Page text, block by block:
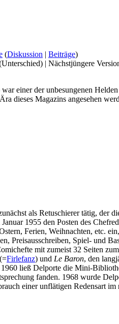
(Diskussion | Beiträge)
| Nächstjüngere
einer der unbesungenen
dieses Magazins angesehen
als Retuschierer tätig, der
1955 den Posten des
Ferien, Weihnachten, etc.
Preisausschreiben, Spiel- und
mit zumeist 32 Seiten
(=Firlefanz) und Le Baron, den
ließ Delporte die Mini-
fanden. 1968 wurde
einer unflätigen Redensart